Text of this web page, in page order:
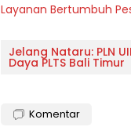
Layanan Bertumbuh
Jelang Nataru: PLN
Daya PLTS Bali Timur
Komentar